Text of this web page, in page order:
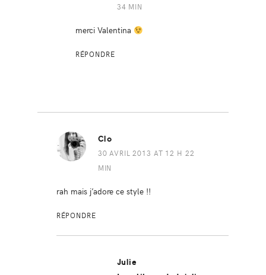
34 MIN
merci Valentina
RÉPONDRE
Clo
30 AVRIL 2013 AT 12 H 22
MIN
rah mais j’adore ce style !!
RÉPONDRE
Julie